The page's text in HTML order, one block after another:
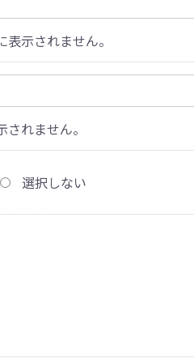
示されません。
れません。
選択しない